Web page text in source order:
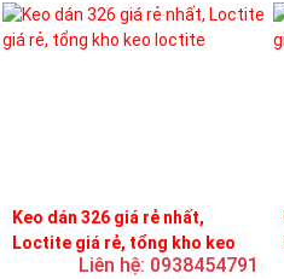
Keo dán 326 giá rẻ nhất,
Loctite giá rẻ, tổng kho keo
Liên hệ: 0938454791